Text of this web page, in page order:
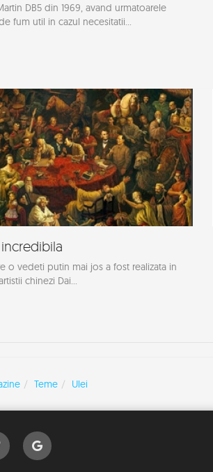
DB5 din 1969, avand urmatoarele
fum util in cazul necesitatii...
o vedeti putin mai jos a fost realizata in
chinezi Dai...
Teme Ulei